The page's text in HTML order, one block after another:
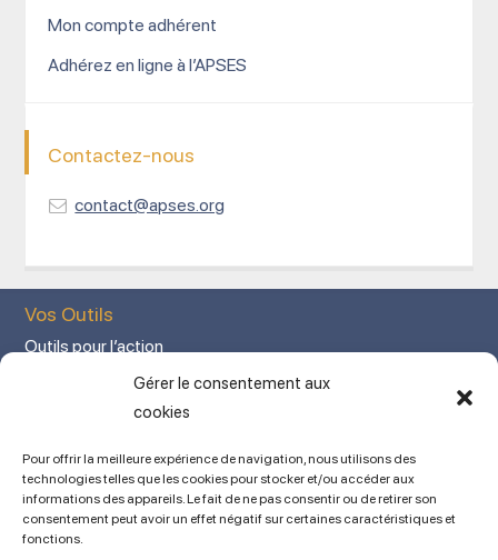
Gérer le consentement aux
cookies
Pour offrir la meilleure expérience de navigation, nous utilisons des
technologies telles que les cookies pour stocker et/ou accéder aux
informations des appareils. Le fait de ne pas consentir ou de retirer son
consentement peut avoir un effet négatif sur certaines caractéristiques et
fonctions.
Mon compte adhérent
Adhérez en ligne à l’APSES
Contactez-nous
contact@apses.org
Vos Outils
Outils pour l’action
Votre espace adhérent
Mon Compte adhérent
L’association
Mentions légales
Contact